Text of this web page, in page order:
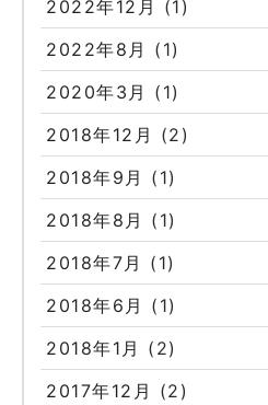
2022年12月 (1)
2022年8月 (1)
2020年3月 (1)
2018年12月 (2)
2018年9月 (1)
2018年8月 (1)
2018年7月 (1)
2018年6月 (1)
2018年1月 (2)
2017年12月 (2)